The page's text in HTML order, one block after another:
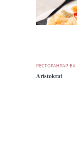
РЕСТОРАНЛАР
Aristokrat